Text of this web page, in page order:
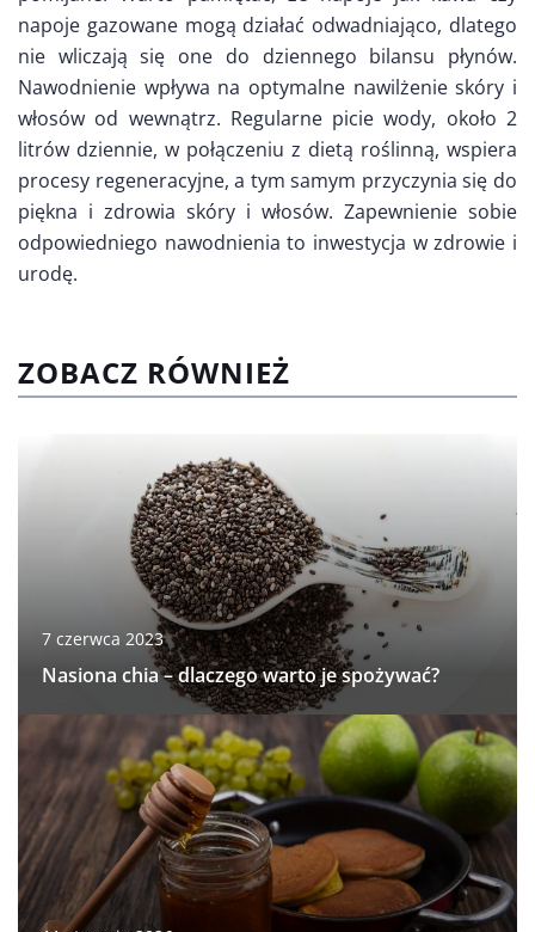
napoje gazowane mogą działać odwadniająco, dlatego
nie wliczają się one do dziennego bilansu płynów.
Nawodnienie wpływa na optymalne nawilżenie skóry i
włosów od wewnątrz. Regularne picie wody, około 2
litrów dziennie, w połączeniu z dietą roślinną, wspiera
procesy regeneracyjne, a tym samym przyczynia się do
piękna i zdrowia skóry i włosów. Zapewnienie sobie
odpowiedniego nawodnienia to inwestycja w zdrowie i
urodę.
ZOBACZ RÓWNIEŻ
7 czerwca 2023
Nasiona chia – dlaczego warto je spożywać?